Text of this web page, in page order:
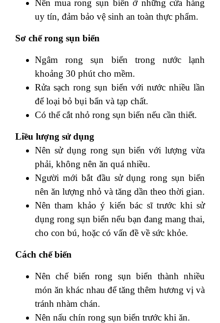
Nên mua rong sụn biển ở những cửa hàng
uy tín, đảm bảo vệ sinh an toàn thực phẩm.
Sơ chế rong sụn biển
Ngâm rong sụn biển trong nước lạnh
khoảng 30 phút cho mềm.
Rửa sạch rong sụn biển với nước nhiều lần
để loại bỏ bụi bẩn và tạp chất.
Có thể cắt nhỏ rong sụn biển nếu cần thiết.
Liều lượng sử dụng
Nên sử dụng rong sụn biển với lượng vừa
phải, không nên ăn quá nhiều.
Người mới bắt đầu sử dụng rong sụn biển
nên ăn lượng nhỏ và tăng dần theo thời gian.
Nên tham khảo ý kiến bác sĩ trước khi sử
dụng rong sụn biển nếu bạn đang mang thai,
cho con bú, hoặc có vấn đề về sức khỏe.
Cách chế biến
Nên chế biến rong sụn biển thành nhiều
món ăn khác nhau để tăng thêm hương vị và
tránh nhàm chán.
Nên nấu chín rong sụn biển trước khi ăn.